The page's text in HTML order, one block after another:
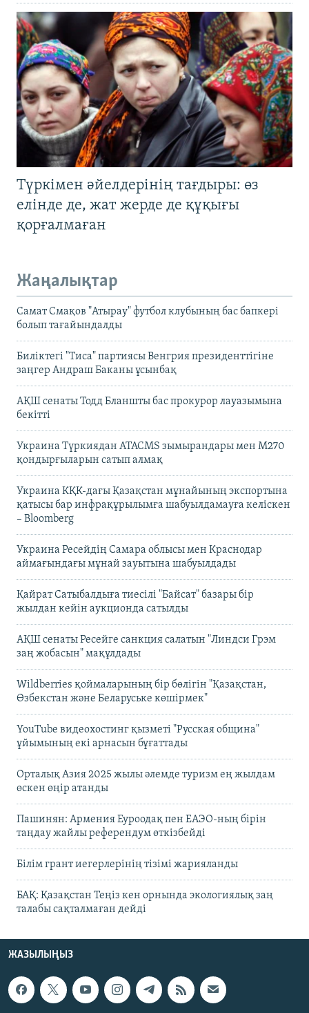
Түркімен әйелдерінің тағдыры: өз
елінде де, жат жерде де құқығы
қорғалмаған
Жаңалықтар
Самат Смақов "Атырау" футбол клубының бас бапкері
болып тағайындалды
Биліктегі "Тиса" партиясы Венгрия президенттігіне
заңгер Андраш Баканы ұсынбақ
АҚШ сенаты Тодд Бланшты бас прокурор лауазымына
бекітті
Украина Түркиядан ATACMS зымырандары мен M270
қондырғыларын сатып алмақ
Украина КҚК-дағы Қазақстан мұнайының экспортына
қатысы бар инфрақұрылымға шабуылдамауға келіскен
– Bloomberg
Украина Ресейдің Самара облысы мен Краснодар
аймағындағы мұнай зауытына шабуылдады
Қайрат Сатыбалдыға тиесілі "Байсат" базары бір
жылдан кейін аукционда сатылды
АҚШ сенаты Ресейге санкция салатын "Линдси Грэм
заң жобасын" мақұлдады
Wildberries қоймаларының бір бөлігін "Қазақстан,
Өзбекстан және Беларуське көшірмек"
YouTube видеохостинг қызметі "Русская община"
ұйымының екі арнасын бұғаттады
Орталық Азия 2025 жылы әлемде туризм ең жылдам
өскен өңір атанды
Пашинян: Армения Еуроодақ пен ЕАЭО-ның бірін
таңдау жайлы референдум өткізбейді
Білім грант иегерлерінің тізімі жарияланды
БАҚ: Қазақстан Теңіз кен орнында экологиялық заң
талабы сақталмаған дейді
ЖАЗЫЛЫҢЫЗ